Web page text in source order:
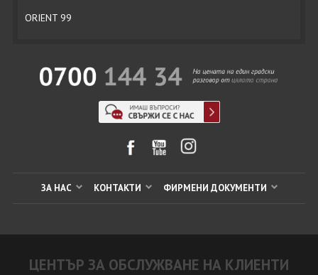
ORIENT 99
ЗА НАС КОНТАКТИ ФИРМЕНИ ДОКУМЕНТИ
ЦЕНТЪР ЗА ОБСЛУЖВАНЕ НА КЛИЕНТИ